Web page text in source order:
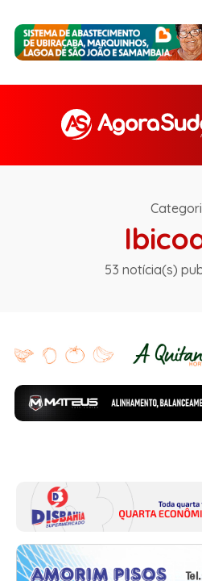
53 notícia(s)